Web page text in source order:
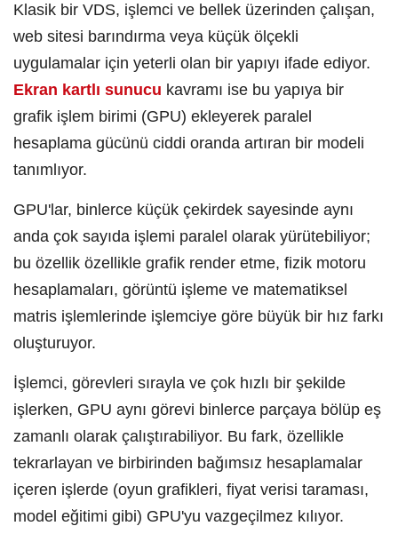
Klasik bir VDS, işlemci ve bellek üzerinden çalışan,
web sitesi barındırma veya küçük ölçekli
uygulamalar için yeterli olan bir yapıyı ifade ediyor.
Ekran kartlı sunucu kavramı ise bu yapıya bir
grafik işlem birimi (GPU) ekleyerek paralel
hesaplama gücünü ciddi oranda artıran bir modeli
tanımlıyor.
GPU'lar, binlerce küçük çekirdek sayesinde aynı
anda çok sayıda işlemi paralel olarak yürütebiliyor;
bu özellik özellikle grafik render etme, fizik motoru
hesaplamaları, görüntü işleme ve matematiksel
matris işlemlerinde işlemciye göre büyük bir hız farkı
oluşturuyor.
İşlemci, görevleri sırayla ve çok hızlı bir şekilde
işlerken, GPU aynı görevi binlerce parçaya bölüp eş
zamanlı olarak çalıştırabiliyor. Bu fark, özellikle
tekrarlayan ve birbirinden bağımsız hesaplamalar
içeren işlerde (oyun grafikleri, fiyat verisi taraması,
model eğitimi gibi) GPU'yu vazgeçilmez kılıyor.